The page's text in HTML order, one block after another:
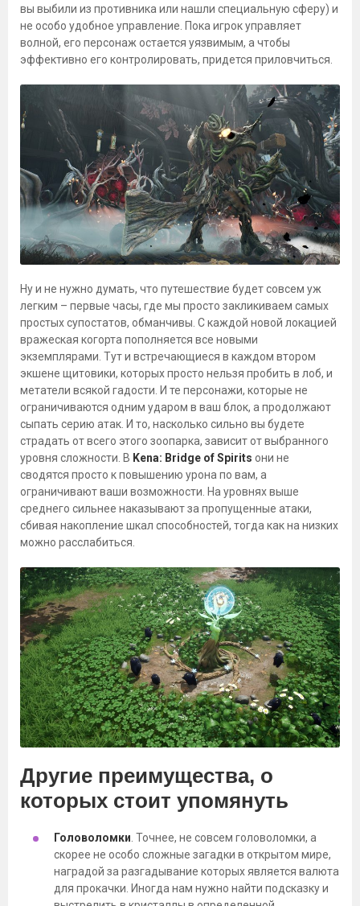
вы выбили из противника или нашли специальную сферу) и
не особо удобное управление. Пока игрок управляет
волной, его персонаж остается уязвимым, а чтобы
эффективно его контролировать, придется приловчиться.
Ну и не нужно думать, что путешествие будет совсем уж
легким – первые часы, где мы просто закликиваем самых
простых супостатов, обманчивы. С каждой новой локацией
вражеская когорта пополняется все новыми
экземплярами. Тут и встречающиеся в каждом втором
экшене щитовики, которых просто нельзя пробить в лоб, и
метатели всякой гадости. И те персонажи, которые не
ограничиваются одним ударом в ваш блок, а продолжают
сыпать серию атак. И то, насколько сильно вы будете
страдать от всего этого зоопарка, зависит от выбранного
уровня сложности. В Kena: Bridge of Spirits они не
сводятся просто к повышению урона по вам, а
ограничивают ваши возможности. На уровнях выше
среднего сильнее наказывают за пропущенные атаки,
сбивая накопление шкал способностей, тогда как на низких
можно расслабиться.
Другие преимущества, о
которых стоит упомянуть
Головоломки . Точнее, не совсем головоломки, а
скорее не особо сложные загадки в открытом мире,
наградой за разгадывание которых является валюта
для прокачки. Иногда нам нужно найти подсказку и